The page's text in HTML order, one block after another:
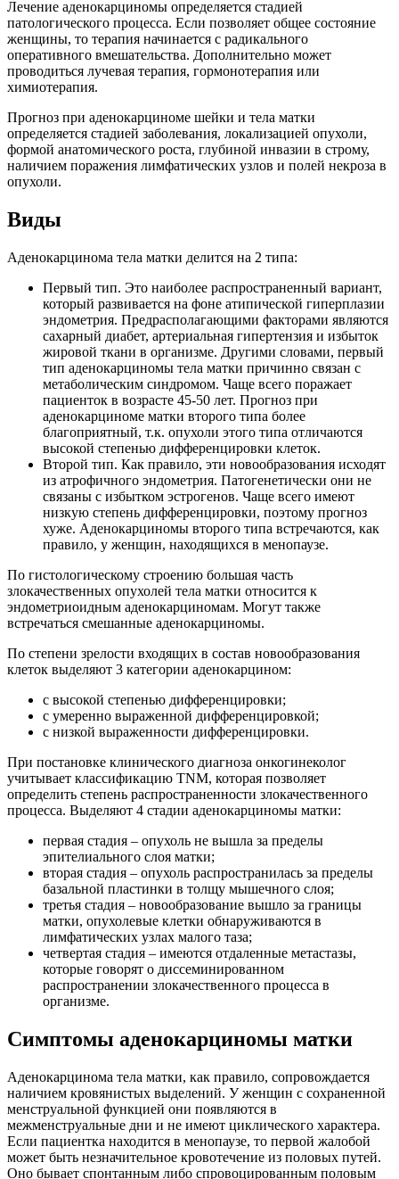
Лечение аденокарциномы определяется стадией
патологического процесса. Если позволяет общее состояние
женщины, то терапия начинается с радикального
оперативного вмешательства. Дополнительно может
проводиться лучевая терапия, гормонотерапия или
химиотерапия.
Прогноз при аденокарциноме шейки и тела матки
определяется стадией заболевания, локализацией опухоли,
формой анатомического роста, глубиной инвазии в строму,
наличием поражения лимфатических узлов и полей некроза в
опухоли.
Виды
Аденокарцинома тела матки делится на 2 типа:
Первый тип. Это наиболее распространенный вариант,
который развивается на фоне атипической гиперплазии
эндометрия. Предрасполагающими факторами являются
сахарный диабет, артериальная гипертензия и избыток
жировой ткани в организме. Другими словами, первый
тип аденокарциномы тела матки причинно связан с
метаболическим синдромом. Чаще всего поражает
пациенток в возрасте 45-50 лет. Прогноз при
аденокарциноме матки второго типа более
благоприятный, т.к. опухоли этого типа отличаются
высокой степенью дифференцировки клеток.
Второй тип. Как правило, эти новообразования исходят
из атрофичного эндометрия. Патогенетически они не
связаны с избытком эстрогенов. Чаще всего имеют
низкую степень дифференцировки, поэтому прогноз
хуже. Аденокарциномы второго типа встречаются, как
правило, у женщин, находящихся в менопаузе.
По гистологическому строению большая часть
злокачественных опухолей тела матки относится к
эндометриоидным аденокарциномам. Могут также
встречаться смешанные аденокарциномы.
По степени зрелости входящих в состав новообразования
клеток выделяют 3 категории аденокарцином:
с высокой степенью дифференцировки;
с умеренно выраженной дифференцировкой;
с низкой выраженности дифференцировки.
При постановке клинического диагноза онкогинеколог
учитывает классификацию TNM, которая позволяет
определить степень распространенности злокачественного
процесса. Выделяют 4 стадии аденокарциномы матки:
первая стадия – опухоль не вышла за пределы
эпителиального слоя матки;
вторая стадия – опухоль распространилась за пределы
базальной пластинки в толщу мышечного слоя;
третья стадия – новообразование вышло за границы
матки, опухолевые клетки обнаруживаются в
лимфатических узлах малого таза;
четвертая стадия – имеются отдаленные метастазы,
которые говорят о диссеминированном
распространении злокачественного процесса в
организме.
Симптомы аденокарциномы матки
Аденокарцинома тела матки, как правило, сопровождается
наличием кровянистых выделений. У женщин с сохраненной
менструальной функцией они появляются в
межменструальные дни и не имеют циклического характера.
Если пациентка находится в менопаузе, то первой жалобой
может быть незначительное кровотечение из половых путей.
Оно бывает спонтанным либо спровоцированным половым